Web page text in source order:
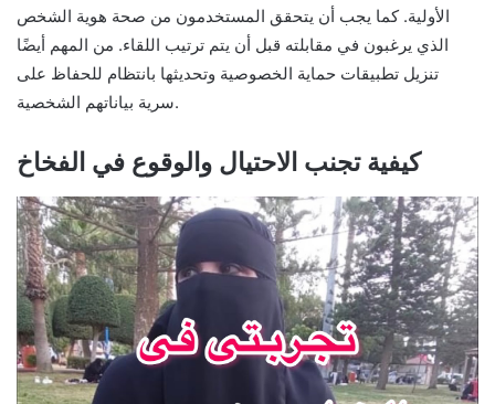
الأولية. كما يجب أن يتحقق المستخدمون من صحة هوية الشخص
الذي يرغبون في مقابلته قبل أن يتم ترتيب اللقاء. من المهم أيضًا
تنزيل تطبيقات حماية الخصوصية وتحديثها بانتظام للحفاظ على
سرية بياناتهم الشخصية.
كيفية تجنب الاحتيال والوقوع في الفخاخ